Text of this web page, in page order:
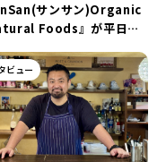
サンサン)Organic
Foods』が平日ラ
酸化☆レモンチキンカレ
「美容と健康を考えたプ
ランチ」を実食レポート
ビュー